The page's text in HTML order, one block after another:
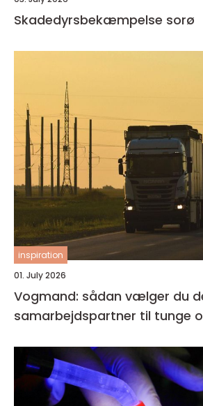
Skadedyrsbekæmpelse sorø
inspiration
01. July 2026
Vogmand: sådan vælger du
samarbejdspartner til tunge